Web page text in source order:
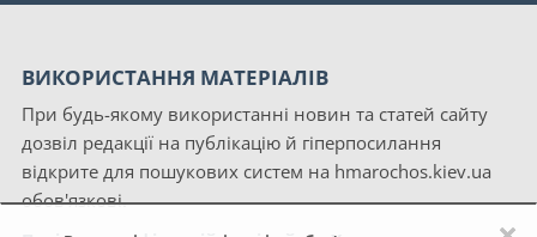
ВИКОРИСТАННЯ МАТЕРІАЛІВ
При будь-якому використанні новин та статей сайту
дозвіл редакції на публікацію й гіперпосилання
відкрите для пошукових систем на hmarochos.kiev.ua
обов'язкові.